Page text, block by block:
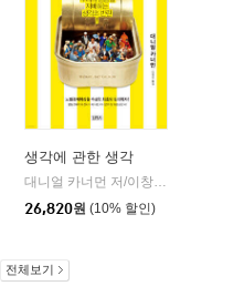
생각에 관한 생각
대니얼 카너먼 저/이창신 역
26,820원 (10% 할인)
전체보기